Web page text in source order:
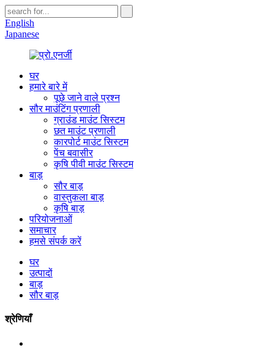
English
Japanese
घर
हमारे बारे में
पूछे जाने वाले प्रश्न
सौर माउंटिंग प्रणाली
ग्राउंड माउंट सिस्टम
छत माउंट प्रणाली
कारपोर्ट माउंट सिस्टम
पेंच बवासीर
कृषि पीवी माउंट सिस्टम
बाड़
सौर बाड़
वास्तुकला बाड़
कृषि बाड़
परियोजनाओं
समाचार
हमसे संपर्क करें
घर
उत्पादों
बाड़
सौर बाड़
श्रेणियाँ